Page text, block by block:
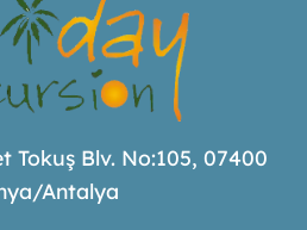
Tokuş Blv. No:105, 07400
Antalya